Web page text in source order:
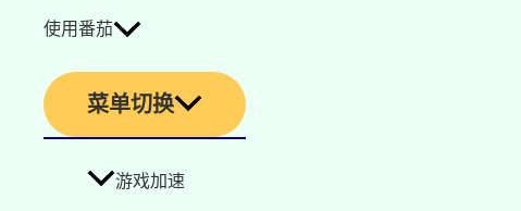
使用番茄
菜单切换
游戏加速